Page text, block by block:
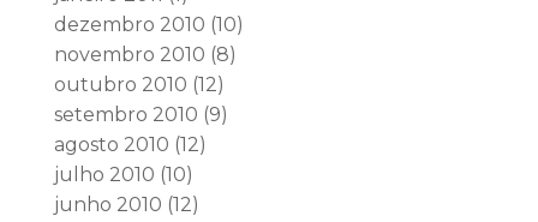
dezembro 2010 (10)
novembro 2010 (8)
outubro 2010 (12)
setembro 2010 (9)
agosto 2010 (12)
julho 2010 (10)
junho 2010 (12)